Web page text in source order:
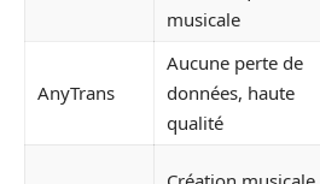
musicale
AnyTrans
Aucune perte de
données, haute
qualité